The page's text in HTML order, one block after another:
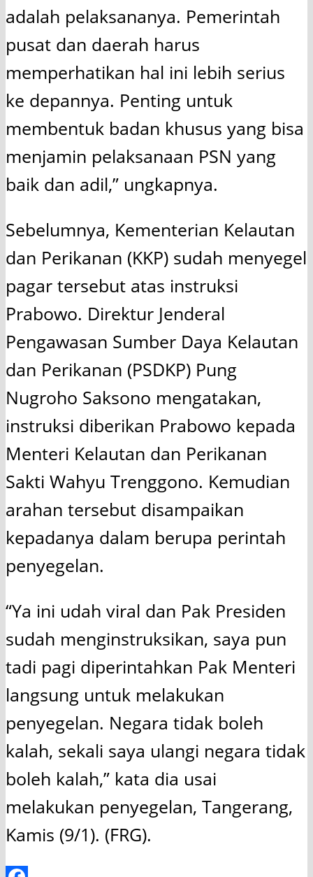
adalah pelaksananya. Pemerintah
pusat dan daerah harus
memperhatikan hal ini lebih serius
ke depannya. Penting untuk
membentuk badan khusus yang bisa
menjamin pelaksanaan PSN yang
baik dan adil,” ungkapnya.
Sebelumnya, Kementerian Kelautan
dan Perikanan (KKP) sudah menyegel
pagar tersebut atas instruksi
Prabowo. Direktur Jenderal
Pengawasan Sumber Daya Kelautan
dan Perikanan (PSDKP) Pung
Nugroho Saksono mengatakan,
instruksi diberikan Prabowo kepada
Menteri Kelautan dan Perikanan
Sakti Wahyu Trenggono. Kemudian
arahan tersebut disampaikan
kepadanya dalam berupa perintah
penyegelan.
“Ya ini udah viral dan Pak Presiden
sudah menginstruksikan, saya pun
tadi pagi diperintahkan Pak Menteri
langsung untuk melakukan
penyegelan. Negara tidak boleh
kalah, sekali saya ulangi negara tidak
boleh kalah,” kata dia usai
melakukan penyegelan, Tangerang,
Kamis (9/1). (FRG).